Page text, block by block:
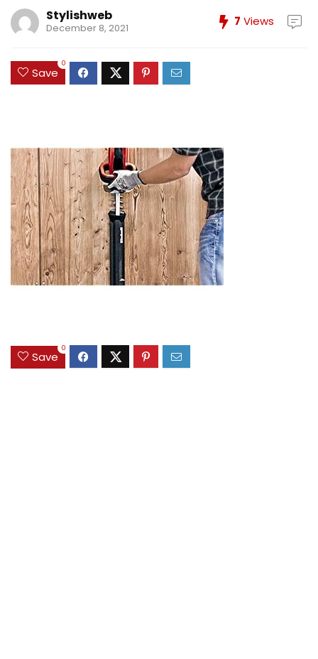
Stylishweb
December 8, 2021 7 Views
Save
0
Save
0